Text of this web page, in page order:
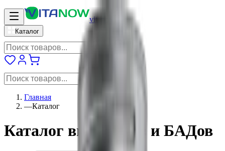
vitanow
Каталог
Главная
—Каталог
Каталог витаминов и БАДов